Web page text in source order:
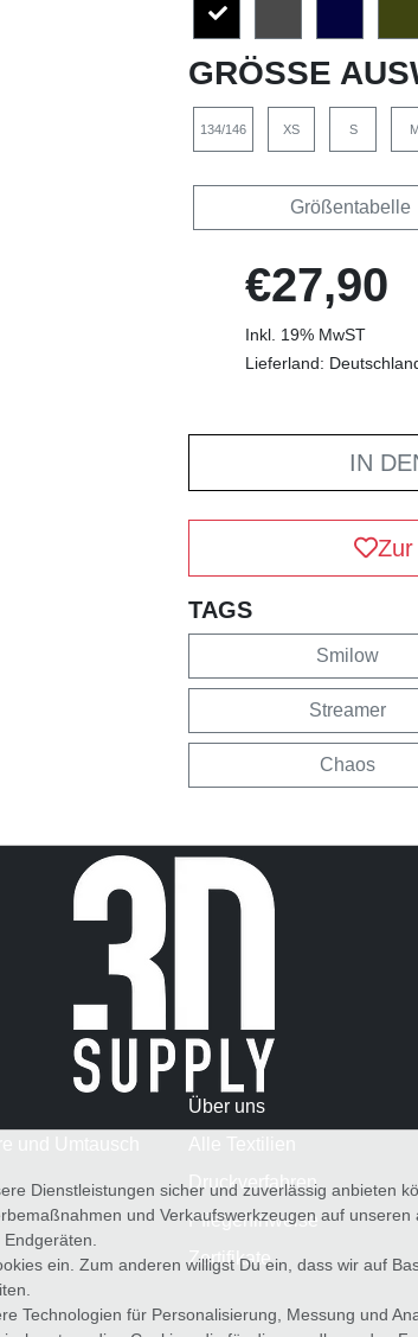
GRÖSSE
134/146 XS S M
Größentabelle
€27,90
Inkl. 19% MwST
Lieferland:
IN
Zur
TAGS
Smilow
Streamer
Chaos
Über uns
Druckverfahren
Pflegehinweise
Zertifikate
Dienstleistungen sicher und zuverlässig anbieten
und Verkaufswerkzeugen auf unseren
ein. Zum anderen willigst Du ein, dass wir auf
Technologien für Personalisierung, Messung und